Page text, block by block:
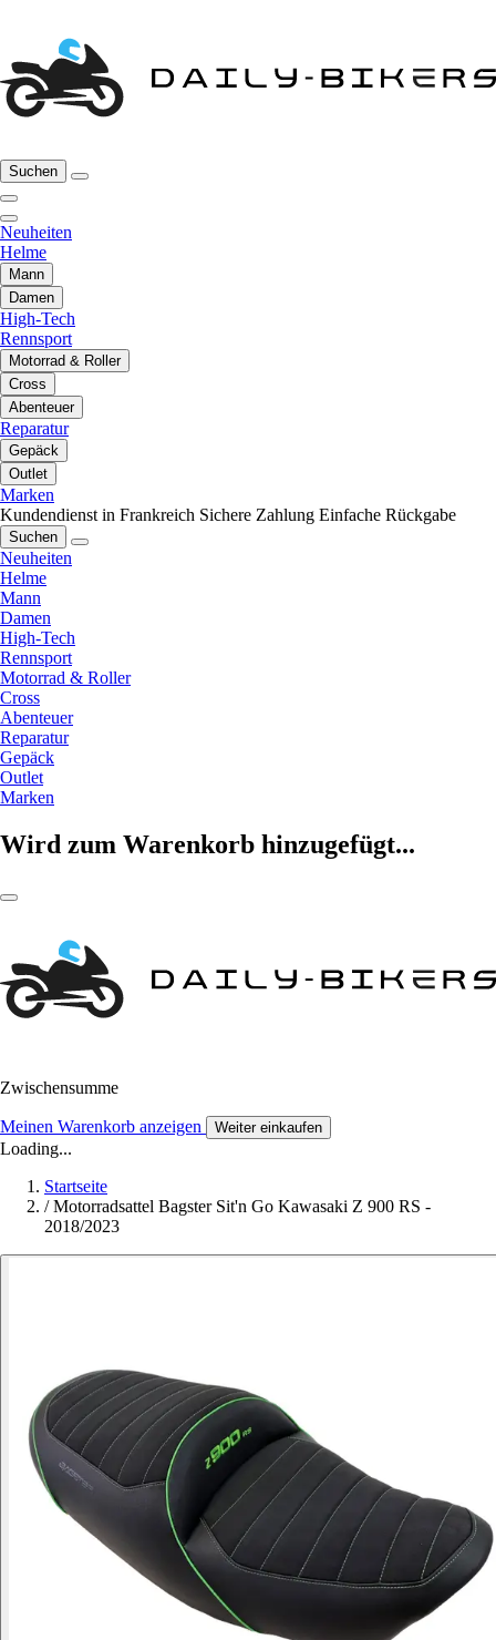
Suchen
Neuheiten
Helme
Mann
Damen
High-Tech
Rennsport
Motorrad & Roller
Cross
Abenteuer
Reparatur
Gepäck
Outlet
Marken
Kundendienst in Frankreich Sichere Zahlung Einfache Rückgabe
Suchen
Neuheiten
Helme
Mann
Damen
High-Tech
Rennsport
Motorrad & Roller
Cross
Abenteuer
Reparatur
Gepäck
Outlet
Marken
Wird zum Warenkorb hinzugefügt...
Zwischensumme
Meinen Warenkorb anzeigen Weiter einkaufen
Loading...
Startseite
/ Motorradsattel Bagster Sit'n Go Kawasaki Z 900 RS -
2018/2023